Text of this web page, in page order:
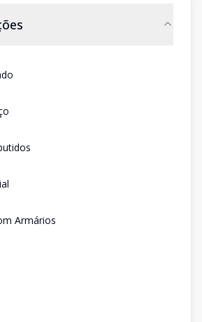
Armários